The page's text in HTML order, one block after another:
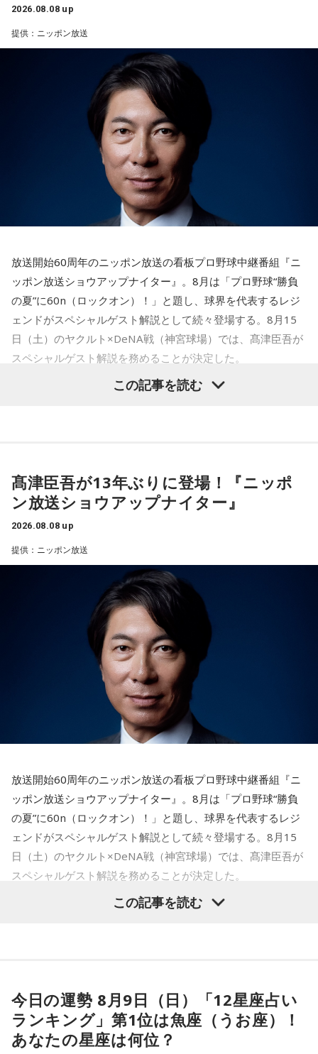
4．懐中電灯……本性は「冷静な神様!?」
限の場面でもパニックにならず、状況を一歩引いて見極める
冷静沈着なタイプ。感情に飲まれず、俯瞰して考えられるタ
イプです。ただ、いつも冷静すぎると近寄りがたく見られる
こともあるので、時には素直になってみましょう。
天使も悪魔も、どちらもあなたの一部。自分の中の両方を知
っておくことが、いざという時の本当の強さになるのかもし
■監修者プロフィール：蝶ちょ（ちょうちょ）
池袋占い館セレーネ所属。電話占いメルにも出演。第六感で
命、宿曜占星術でオーダーメイドの鑑定を手掛ける。転職、
結婚、離別など多くの経験から、今どう動くべきか悩む人に
寄り添いナビゲートする。
Webサイト： https://selene-uranai.com/
YouTube：https://www.youtube.com/@ataru-uranai
1． 鳩のぬいぐるみ
2． パスポートなどの身分証
3． 買ったばかりの乾電池
この心理テストでわかることは、追い詰められた時に出る、
あなたの「究極の裏の顔」です。
とっさに握りしめたものは、あなたが窮地で無意識に守ろう
とする「本当に大切なもの」を暗示しています。冷静ではい
られない極限の場面でこそ、普段は隠れているあなたの本性
鳩のぬいぐるみは「愛情」を暗示しています。あなたは追い
詰められても、自分より大切な誰かを思い浮かべる、利他的
なタイプ。窮地でこそ人にやさしくできる、あたたかい心の
持ち主です。ただ、自分を後回しにしすぎないよう気をつけ
てください。
2．身分証……本性は「したたかな悪魔」
身分証は「あなた自身の存在」を暗示しています。あなたは
窮地に立たされると、何よりまず自分を守り抜く、利己的な
乾電池は「内に秘めたエネルギー」を暗示しています。あな
たは追い詰められると、理屈より先に、その時の衝動でとっ
さに動く本能タイプ。ある意味では、いちばん人間らしいか
もしれません。勢いが吉と出ることも多いですが、一呼吸置
いて考える癖もつけてみて。
4．懐中電灯……本性は「冷静な神様!?」
懐中電灯は「今後の見通し」を暗示しています。あなたは極
限の場面でもパニックにならず、状況を一歩引いて見極める
冷静沈着なタイプ。感情に飲まれず、俯瞰して考えられるタ
イプです。ただ、いつも冷静すぎると近寄りがたく見られる
こともあるので、時には素直になってみましょう。
天使も悪魔も、どちらもあなたの一部。自分の中の両方を知
っておくことが、いざという時の本当の強さになるのかもし
■監修者プロフィール：蝶ちょ（ちょうちょ）
池袋占い館セレーネ所属。電話占いメルにも出演。第六感で
人の想いを捉える羅針盤ヒーラー。霊感タロット、四柱推
命、宿曜占星術でオーダーメイドの鑑定を手掛ける。転職、
結婚、離別など多くの経験から、今どう動くべきか悩む人に
寄り添いナビゲートする。
Webサイト：https://selene-uranai.com/
2026.08.08 up
提供：ニッポン放送
放送開始60周年のニッポン放送の看板プロ野球中継番組『ニ
ッポン放送ショウアップナイター』。8月は「プロ野球“勝負
の夏”に60n（ロックオン）！」と題し、球界を代表するレジ
ェンドがスペシャルゲスト解説として続々登場する。8月15
日（土）のヤクルト×DeNA戦（神宮球場）では、髙津臣吾が
スペシャルゲスト解説を務めることが決定した。
シーズン、ヤクルトの監督を務め、前年最下位からの日本
一、球団初のリーグ連覇を成し遂げた。
選手としても指揮官としてもヤクルトが誇る球界のレジェン
ドといえる髙津が8月15日（土）に神宮球場で行われる「ヤ
クルト×DeNA」に『ニッポン放送ショウアップナイター』の
スペシャルゲスト解説として登場する。現役時代は『ニッポ
ン放送ショウアップナイター』の事前情報番組でレギュラー
出演コーナーを持つなど、ニッポン放送リスナーにはお馴染
みの髙津だが、『ニッポン放送ショウアップナイター』で解
説を務めるのは2013年以来、13年ぶりとなる。
ペナントレースも終盤に差し掛かり、古巣・ヤクルトにとっ
て勝負の夏となる神宮球場の一戦での髙津氏ならではの視点
『ニッポン放送ショウアップナイター』では、今後も60周年
のアニバーサリーイヤーにふさわしい球界のレジェンドたち
がスペシャルゲスト解説者として登場する。さらに、リスナ
ーにとって嬉しい夏の味覚や現金が当たるプレゼント企画も
実施する。
ペナントレース終盤の神宮球場、一つ一つのプレーの重みが
増す独特の緊張感を、ラジオを通じてお伝えできればと思い
ます。
この記事を読む
髙津臣吾が13年ぶりに登場！『ニッポ
ン放送ショウアップナイター』
2026.08.08 up
提供：ニッポン放送
放送開始60周年のニッポン放送の看板プロ野球中継番組『ニ
ッポン放送ショウアップナイター』。8月は「プロ野球“勝負
の夏”に60n（ロックオン）！」と題し、球界を代表するレジ
ェンドがスペシャルゲスト解説として続々登場する。8月15
日（土）のヤクルト×DeNA戦（神宮球場）では、髙津臣吾が
スペシャルゲスト解説を務めることが決定した。
シーズン、ヤクルトの監督を務め、前年最下位からの日本
一、球団初のリーグ連覇を成し遂げた。
この記事を読む
今日の運勢 8月9日（日）「12星座占い
ランキング」第1位は魚座（うお座）！
あなたの星座は何位？